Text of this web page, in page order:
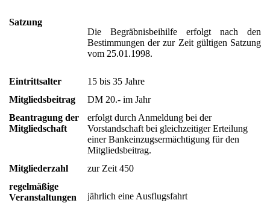
Satzung
Die Begräbnisbeihilfe erfolgt nach den
Bestimmungen der zur Zeit gültigen Satzung
vom 25.01.1998.
Eintrittsalter
15 bis 35 Jahre
Mitgliedsbeitrag
DM 20.- im Jahr
Beantragung der
Mitgliedschaft
erfolgt durch Anmeldung bei der
Vorstandschaft bei gleichzeitiger Erteilung
einer Bankeinzugsermächtigung für den
Mitgliedsbeitrag.
Mitgliederzahl
zur Zeit 450
regelmäßige
Veranstaltungen
jährlich eine Ausflugsfahrt